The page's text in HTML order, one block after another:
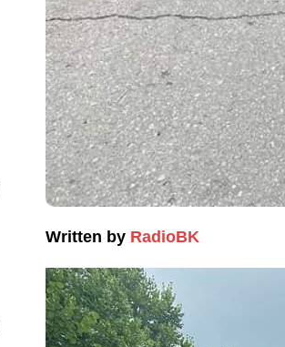
Written by RadioBK